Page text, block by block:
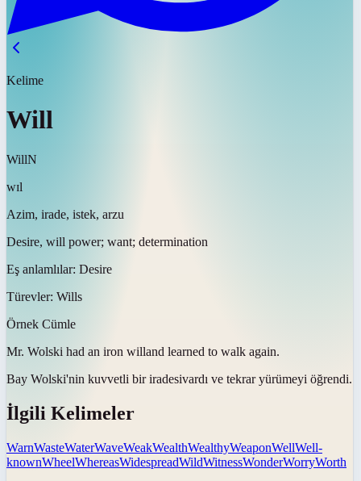
Kelime
Will
WillN
wɪl
Azim, irade, istek, arzu
Desire, will power; want; determination
Eş anlamlılar: Desire
Türevler: Wills
Örnek Cümle
Mr. Wolski had an iron willand learned to walk again.
Bay Wolski'nin kuvvetli bir iradesivardı ve tekrar yürümeyi öğrendi.
İlgili Kelimeler
WarnWasteWaterWaveWeakWealthWealthyWeaponWellWell-
knownWheelWhereasWidespreadWildWitnessWonderWorryWorth